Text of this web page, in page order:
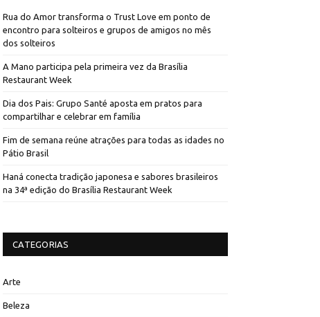
Rua do Amor transforma o Trust Love em ponto de
encontro para solteiros e grupos de amigos no mês
dos solteiros
A Mano participa pela primeira vez da Brasília
Restaurant Week
Dia dos Pais: Grupo Santé aposta em pratos para
compartilhar e celebrar em família
Fim de semana reúne atrações para todas as idades no
Pátio Brasil
Haná conecta tradição japonesa e sabores brasileiros
na 34ª edição do Brasília Restaurant Week
CATEGORIAS
Arte
Beleza